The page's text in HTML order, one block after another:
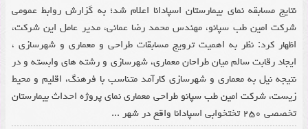
نتایج مسابقه نمای بیمارستان اسپادانا اعلام شد؛ به گزارش روابط عمومی
شرکت امین طب سپانو، مهندس محمد رضا عمانی، مدیر عامل این شرکت،
اظهار کرد: نظر به اهمیت ترویج مسابقات طراحی و معماری و شهرسازی ،
ایجاد رقابت سالم میان طراحان معماری، شهرسازی و رشته های وابسته و در
نتیجه نیل به معماری و شهرسازی کارآمد متناسب با فرهنگ، اقلیم و محیط
زیست، شرکت امین طب سپانو طراحی معماری نمای پروژه احداث بیمارستان
تخصصی ۲۵۰ تختخوابی اسپادانا واقع در شهر ...